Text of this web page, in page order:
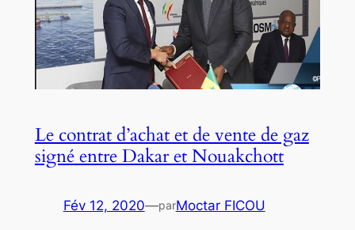
Le contrat d’achat et de vente de gaz
signé entre Dakar et Nouakchott
Fév 12, 2020—parMoctar FICOU